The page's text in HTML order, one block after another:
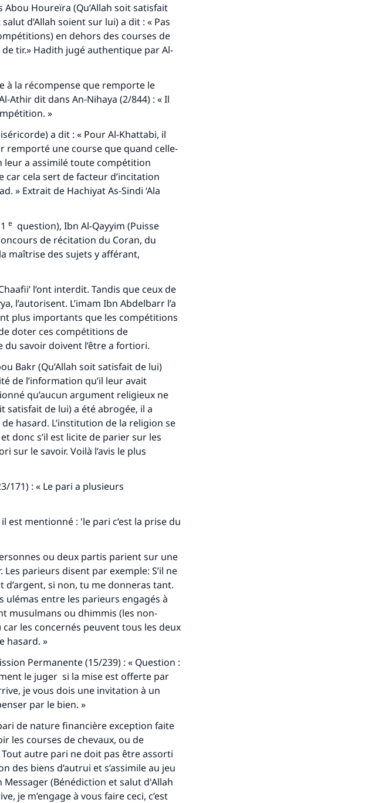
Abou Houreïra (Qu’Allah soit satisfait
d’Allah soient sur lui) a dit : « Pas
en dehors des courses de
tir.» Hadith jugé authentique par Al-
à la récompense que remporte le
Athir dit dans An-Nihaya (2/844) : « Il
»
a dit : « Pour Al-Khattabi, il
remporté une course que quand celle-
leur a assimilé toute compétition
cela sert de facteur d’incitation
» Extrait de Hachiyat As-Sindi ‘Ala
e question), Ibn Al-Qayyim (Puisse
de récitation du Coran, du
maîtrise des sujets y afférant,
l’ont interdit. Tandis que ceux de
l’autorisent. L’imam Ibn Abdelbarr l’a
plus importants que les compétitions
doter ces compétitions de
savoir doivent l’être a fortiori.
Bakr (Qu’Allah soit satisfait de lui)
de l’information qu’il leur avait
qu’aucun argument religieux ne
satisfait de lui) a été abrogée, il a
hasard. L’institution de la religion se
donc s’il est licite de parier sur les
sur le savoir. Voilà l’avis le plus
171) : « Le pari a plusieurs
il est mentionné : 'le pari c’est la prise du
ou deux partis parient sur une
Les parieurs disent par exemple: S’il ne
d’argent, si non, tu me donneras tant.
ulémas entre les parieurs engagés à
musulmans ou dhimmis (les non-
les concernés peuvent tous les deux
hasard. »
Permanente (15/239) : « Question :
le juger si la mise est offerte par
je vous dois une invitation à un
par le bien. »
de nature financière exception faite
les courses de chevaux, ou de
autre pari ne doit pas être assorti
des biens d’autrui et s’assimile au jeu
(Bénédiction et salut d'Allah
je m’engage à vous faire ceci, c’est
la vie de millions de
contribution
des réponses.
sur lui) a dit:
obtient la même récompense
le fait."
1893)